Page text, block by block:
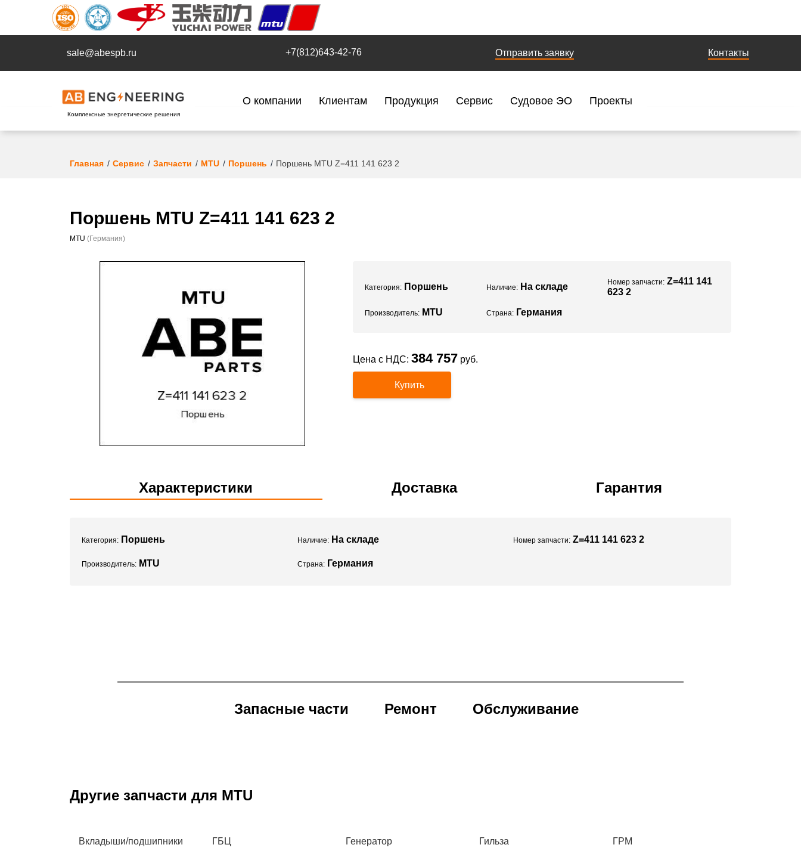
sale@abespb.ru +7(812)643-42-76 Отправить заявку Контакты
Комплексные энергетические решения
О компании Клиентам Продукция Сервис Судовое ЭО Проекты
Главная Сервис Запчасти MTU Поршень Поршень MTU Z=411 141 623 2
Поршень MTU Z=411 141 623 2
MTU (Германия)
Категория: Поршень Наличие: На складе Номер запчасти: Z=411 141
623 2
Производитель: MTU Страна: Германия
Цена с НДС: 384 757 руб.
Купить
Характеристики
Категория: Поршень Наличие: На складе Номер запчасти: Z=411 141 623 2
Производитель: MTU Страна: Германия
Доставка Гарантия
Запасные части Ремонт Обслуживание
Другие запчасти для MTU
Вкладыши/подшипники ГБЦ Генератор Гильза ГРМ